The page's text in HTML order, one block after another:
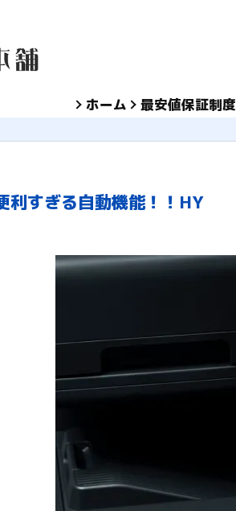
ホーム 最安値保証制度
利すぎる自動機能！！HY